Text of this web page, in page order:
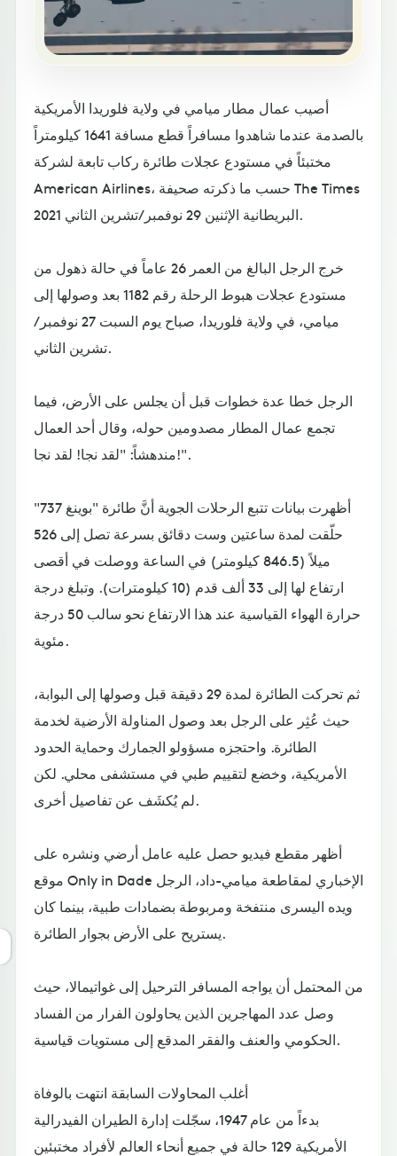
أصيب عمال مطار ميامي في ولاية فلوريدا الأمريكية
بالصدمة عندما شاهدوا مسافراً قطع مسافة 1641 كيلومتراً
مختبئاً في مستودع عجلات طائرة ركاب تابعة لشركة
American Airlines، حسب ما ذكرته صحيفة The Times
البريطانية الإثنين 29 نوفمبر/تشرين الثاني 2021.
خرج الرجل البالغ من العمر 26 عاماً في حالة ذهول من
مستودع عجلات هبوط الرحلة رقم 1182 بعد وصولها إلى
ميامي، في ولاية فلوريدا، صباح يوم السبت 27 نوفمبر/
تشرين الثاني.
الرجل خطا عدة خطوات قبل أن يجلس على الأرض، فيما
تجمع عمال المطار مصدومين حوله، وقال أحد العمال
مندهشاً: "لقد نجا! لقد نجا!".
أظهرت بيانات تتبع الرحلات الجوية أنَّ طائرة "بوينغ 737"
حلّقت لمدة ساعتين وست دقائق بسرعة تصل إلى 526
ميلاً (846.5 كيلومتر) في الساعة ووصلت في أقصى
ارتفاع لها إلى 33 ألف قدم (10 كيلومترات). وتبلغ درجة
حرارة الهواء القياسية عند هذا الارتفاع نحو سالب 50 درجة
مئوية.
ثم تحركت الطائرة لمدة 29 دقيقة قبل وصولها إلى البوابة،
حيث عُثِر على الرجل بعد وصول المناولة الأرضية لخدمة
الطائرة. واحتجزه مسؤولو الجمارك وحماية الحدود
الأمريكية، وخضع لتقييم طبي في مستشفى محلي. لكن
لم يُكشَف عن تفاصيل أخرى.
أظهر مقطع فيديو حصل عليه عامل أرضي ونشره على
موقع Only in Dade الإخباري لمقاطعة ميامي-داد، الرجل
ويده اليسرى منتفخة ومربوطة بضمادات طبية، بينما كان
يستريح على الأرض بجوار الطائرة.
من المحتمل أن يواجه المسافر الترحيل إلى غواتيمالا، حيث
وصل عدد المهاجرين الذين يحاولون الفرار من الفساد
الحكومي والعنف والفقر المدقع إلى مستويات قياسية.
أغلب المحاولات السابقة انتهت بالوفاة
بدءاً من عام 1947، سجّلت إدارة الطيران الفيدرالية
الأمريكية 129 حالة في جميع أنحاء العالم لأفراد مختبئين